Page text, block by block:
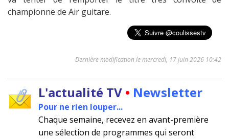
championne de Air guitare.
Dernière modification le mercredi, 17 juin 2026 10:42
L'actualité TV • Newsletter
Pour ne rien louper...
Chaque semaine, recevez en avant-première
une sélection de programmes qui seront